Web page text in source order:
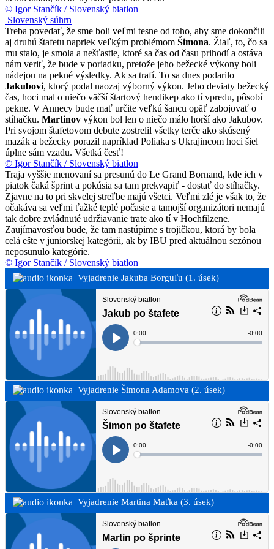
© Igor Stančík / Slovenský biatlon
Slovenský súhrn
Treba povedať, že sme boli veľmi tesne od toho, aby sme dokončili
aj druhú štafetu napriek veľkým problémom Šimona. Žiaľ, to, čo sa
mu stalo, je smola a nešťastie, ktoré sa čas od času prihodí a ostáva
nám veriť, že bude v poriadku, pretože jeho bežecké výkony boli
nádejou na pekné výsledky. Ak sa trafí. To sa dnes podarilo
Jakubovi, ktorý podal naozaj výborný výkon. Jeho deviaty bežecký
čas, hoci mal o niečo väčší štartový hendikep ako tí vpredu, pôsobí
pekne. V Annecy bude mať určite veľkú šancu opäť zabojovať o
stíhačku. Martinov výkon bol len o niečo málo horší ako Jakubov.
Pri svojom štafetovom debute zostrelil všetky terče ako skúsený
mazák a bežecky porazil napríklad Poliaka s Ukrajincom hoci šiel
úplne sám vzadu. Všetká česť!
© Igor Stančík / Slovenský biatlon
Traja vyššie menovaní sa presunú do Le Grand Bornand, kde ich v
piatok čaká šprint a pokúsia sa tam prekvapiť - dostať do stíhačky.
Zjavne na to pri skvelej streľbe majú všetci. Veľmi zlé je však to, že
očakáva sa veľmi ťažké teplé počasie a tamojší organizátori nemajú
tak dobre zvládnuté udržiavanie trate ako tí v Hochfilzene.
Zaujímavosťou bude, že tam nastúpime s trojičkou, ktorá by bola
celá ešte v juniorskej kategórii, ak by IBU pred aktuálnou sezónou
neposunulo kategórie.
© Igor Stančík / Slovenský biatlon
Vyjadrenie Jakuba Borguľu (1. úsek)
Vyjadrenie Šimona Adamova (2. úsek)
Vyjadrenie Martina Maťka (3. úsek)